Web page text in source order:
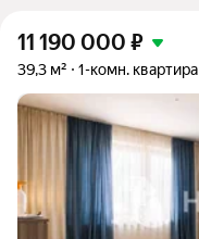
11 190 000 ₽
39,3 м² 1-комн. квартира